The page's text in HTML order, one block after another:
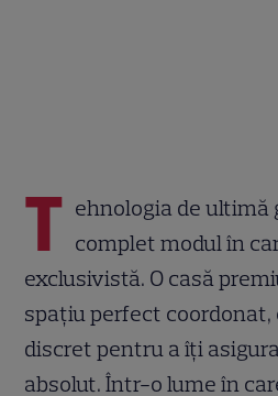
T ehnologia de ultimă
complet modul în
exclusivistă. O casă
spațiu perfect
discret pentru a îți
absolut. Într-o lume în